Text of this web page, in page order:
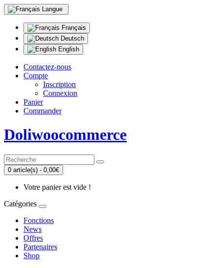
Langue
Français
Deutsch
English
Contactez-nous
Compte
Inscription
Connexion
Panier
Commander
Doliwoocommerce
0 article(s) - 0,00€
Votre panier est vide !
Catégories
Fonctions
News
Offres
Partenaires
Shop